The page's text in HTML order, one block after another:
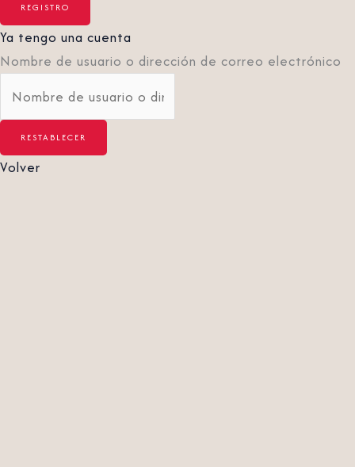
Ya tengo una cuenta
Nombre de usuario o dirección de correo electrónico
Volver